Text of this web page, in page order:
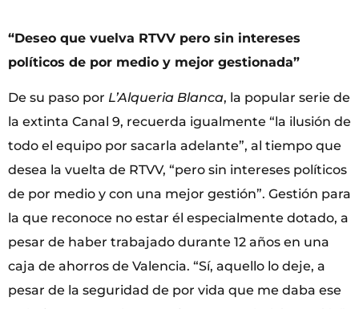
“Deseo que vuelva RTVV pero sin intereses
políticos de por medio y mejor gestionada”
De su paso por L’Alqueria Blanca, la popular serie de
la extinta Canal 9, recuerda igualmente “la ilusión de
todo el equipo por sacarla adelante”, al tiempo que
desea la vuelta de RTVV, “pero sin intereses políticos
de por medio y con una mejor gestión”. Gestión para
la que reconoce no estar él especialmente dotado, a
pesar de haber trabajado durante 12 años en una
caja de ahorros de Valencia. “Sí, aquello lo deje, a
pesar de la seguridad de por vida que me daba ese